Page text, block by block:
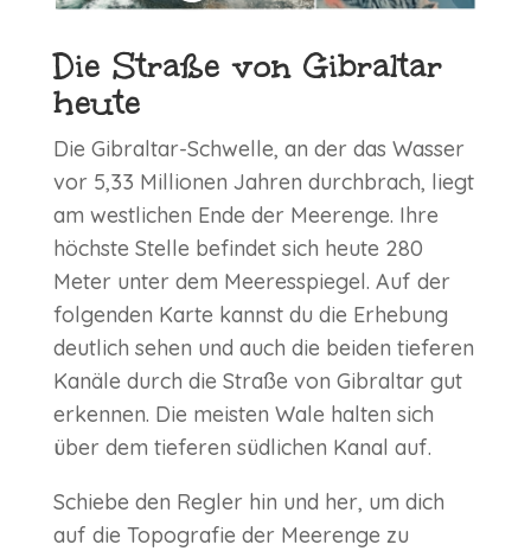
Die Straße von Gibraltar
heute
Die Gibraltar-Schwelle, an der das Wasser
vor 5,33 Millionen Jahren durchbrach, liegt
am westlichen Ende der Meerenge. Ihre
höchste Stelle befindet sich heute 280
Meter unter dem Meeresspiegel. Auf der
folgenden Karte kannst du die Erhebung
deutlich sehen und auch die beiden tieferen
Kanäle durch die Straße von Gibraltar gut
erkennen. Die meisten Wale halten sich
über dem tieferen südlichen Kanal auf.
Schiebe den Regler hin und her, um dich
auf die Topografie der Meerenge zu